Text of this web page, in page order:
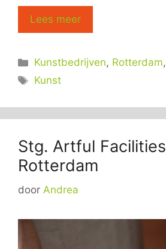
Lees meer
Categorieën
Kunstbedrijven, Rotterdam,
Tags
Kunst
Stg. Artful Facilities
Rotterdam
door Andrea